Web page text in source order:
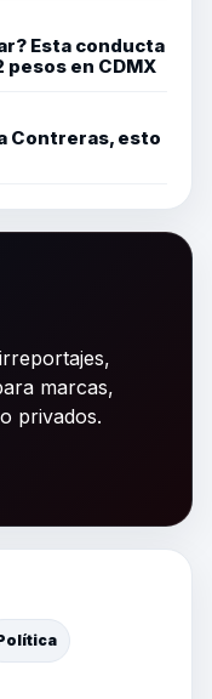
Esta conducta
en CDMX
Contreras, esto
marcas,
privados.